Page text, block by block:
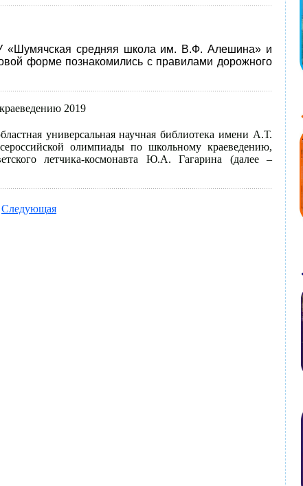
средняя школа им. В.Ф. Алешина» и
форме познакомились с правилами дорожного
2019
универсальная научная библиотека имени А.Т.
олимпиады по школьному краеведению,
летчика-космонавта Ю.А. Гагарина (далее –
Следующая